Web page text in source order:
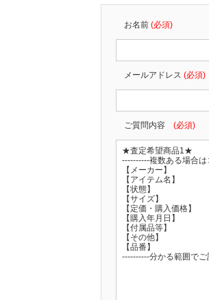
お名前 (必須)
メールアドレス (必須)
ご質問内容 (必須)